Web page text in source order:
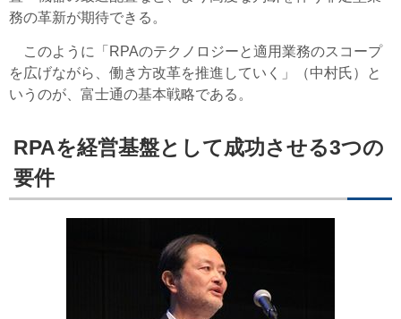
務の革新が期待できる。
このように「RPAのテクノロジーと適用業務のスコープ
を広げながら、働き方改革を推進していく」（中村氏）と
いうのが、富士通の基本戦略である。
RPAを経営基盤として成功させる3つの
要件